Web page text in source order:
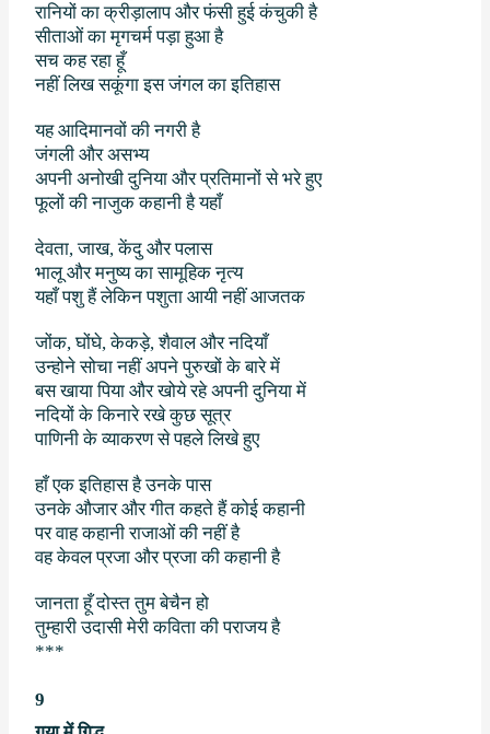
रानियों का क्रीड़ालाप और फंसी हुई कंचुकी है
सीताओं का मृगचर्म पड़ा हुआ है
सच कह रहा हूँ
नहीं लिख सकूंगा इस जंगल का इतिहास
यह आदिमानवों की नगरी है
जंगली और असभ्य
अपनी अनोखी दुनिया और प्रतिमानों से भरे हुए
फूलों की नाजुक कहानी है यहाँ
देवता,जाख,केंदु और पलास
भालू और मनुष्य का सामूहिक नृत्य
यहाँ पशु हैं लेकिन पशुता आयी नहीं आजतक
जोंक,घोंघे,केकड़े,शैवाल और नदियाँ
उन्होने सोचा नहीं अपने पुरुखों के बारे में
बस खाया पिया और खोये रहे अपनी दुनिया में
नदियों के किनारे रखे कुछ सूत्र
पाणिनी के व्याकरण से पहले लिखे हुए
हाँ एक इतिहास है उनके पास
उनके औजार और गीत कहते हैं कोई कहानी
पर वाह कहानी राजाओं की नहीं है
वह केवल प्रजा और प्रजा की कहानी है
जानता हूँ दोस्त तुम बेचैन हो
तुम्हारी उदासी मेरी कविता की पराजय है
***
9